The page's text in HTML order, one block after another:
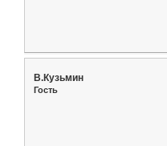
В.Кузьмин
Гость